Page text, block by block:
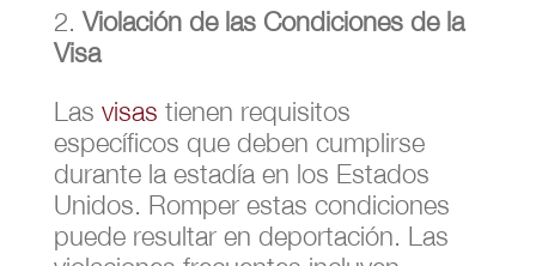
Violación de las Condiciones de la
Visa
Las visas tienen requisitos
específicos que deben cumplirse
durante la estadía en los Estados
Unidos. Romper estas condiciones
puede resultar en deportación. Las